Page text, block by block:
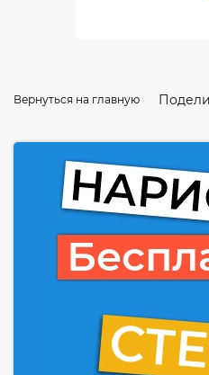
Вернуться на главную